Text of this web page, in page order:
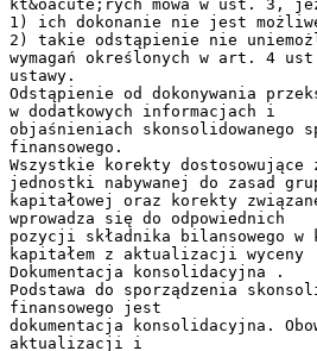
kt&oacute;rych mowa w ust. 3,
1) ich dokonanie nie jest
2) takie odstąpienie nie
wymagań określonych w art. 4
ustawy.
Odstąpienie od dokonywania
w dodatkowych informacjach i
objaśnieniach skonsolidowanego
finansowego.
Wszystkie korekty dostosowujące
jednostki nabywanej do zasad
kapitałowej oraz korekty
wprowadza się do odpowiednich
pozycji składnika bilansowego w
kapitałem z aktualizacji wyceny
Dokumentacja konsolidacyjna .
Podstawa do sporządzenia
finansowego jest
dokumentacja konsolidacyjna.
aktualizacji i